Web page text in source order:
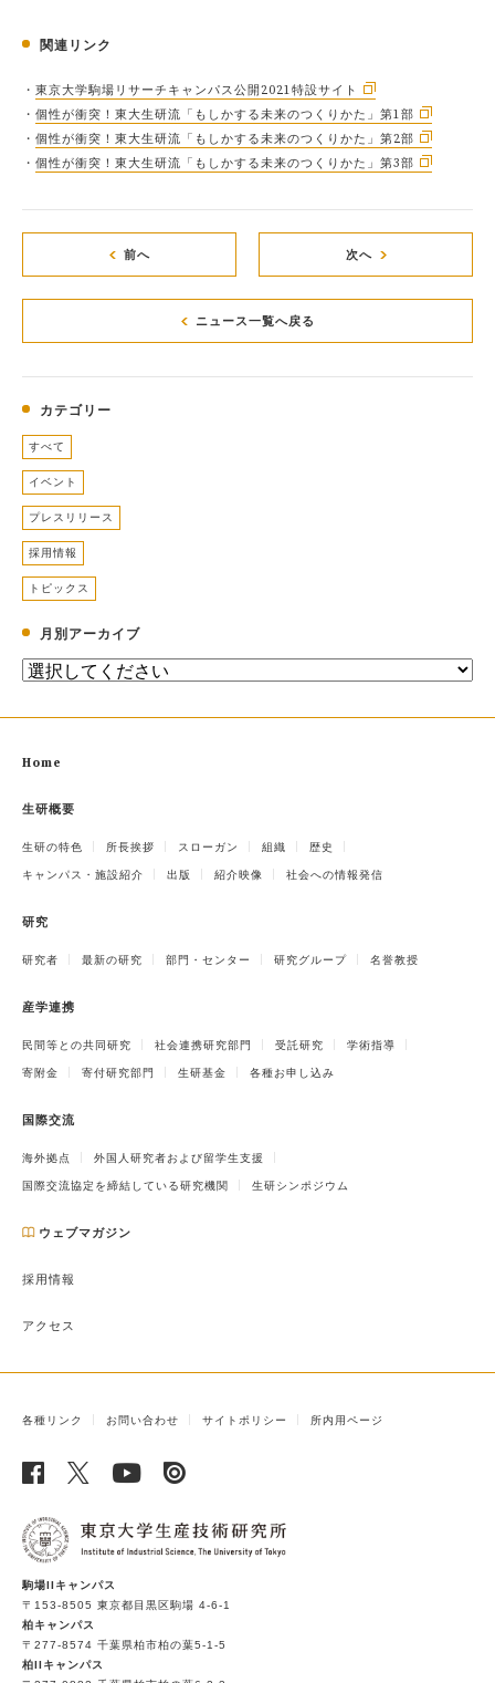
関連リンク
・ 東京大学駒場リサーチキャンパス公開2021特設サイト
・ 個性が衝突！東大生研流「もしかする未来のつくりかた」第1部
・ 個性が衝突！東大生研流「もしかする未来のつくりかた」第2部
・ 個性が衝突！東大生研流「もしかする未来のつくりかた」第3部
前へ 次へ
ニュース一覧へ戻る
カテゴリー
すべて
イベント
プレスリリース
採用情報
トピックス
月別アーカイブ
Home
生研概要
生研の特色 所長挨拶 スローガン 組織 歴史
キャンパス・施設紹介 出版 紹介映像 社会への情報発信
研究
研究者 最新の研究 部門・センター 研究グループ 名誉教授
産学連携
民間等との共同研究 社会連携研究部門 受託研究 学術指導
寄附金 寄付研究部門 生研基金 各種お申し込み
国際交流
海外拠点 外国人研究者および留学生支援
国際交流協定を締結している研究機関 生研シンポジウム
ウェブマガジン
採用情報
アクセス
各種リンク お問い合わせ サイトポリシー 所内用ページ
駒場IIキャンパス
〒153-8505 東京都目黒区駒場 4-6-1
柏キャンパス
〒277-8574 千葉県柏市柏の葉5-1-5
柏IIキャンパス